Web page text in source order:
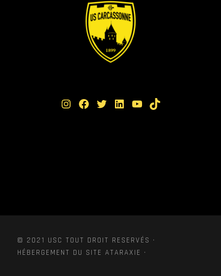
Instagram Facebook Twitter LinkedIn YouTube TikTok
© 2021 USC TOUT DROIT RESERVÉS ·
HÉBERGEMENT DU SITE ATARAXIE ·